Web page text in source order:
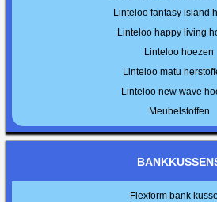
Linteloo fantasy island
Linteloo happy living
Linteloo hoezen
Linteloo matu
Linteloo new wave
Meubelstoffen
Flexform bank